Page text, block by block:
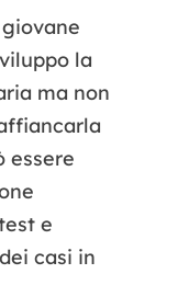
la
ma non
essere
e
casi in